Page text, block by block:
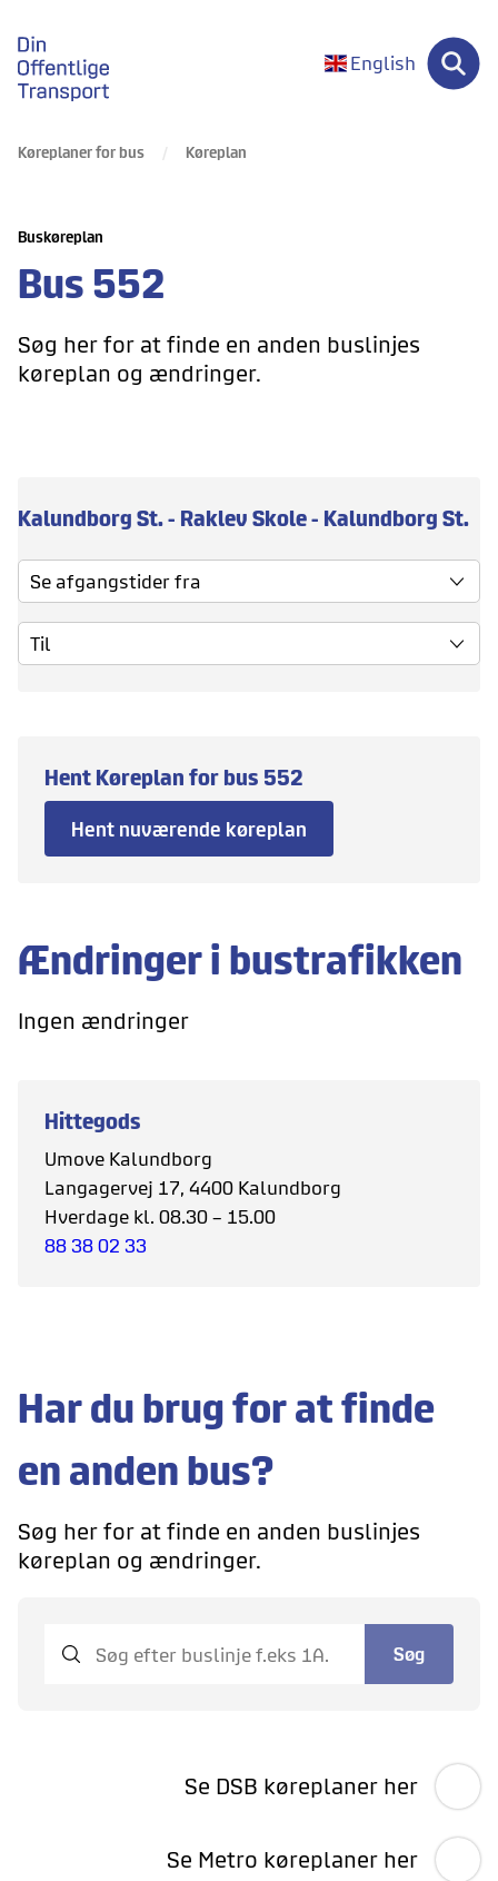
gå til forsiden
English
Køreplaner for bus Køreplan
Buskøreplan
Bus 552
Søg her for at finde en anden buslinjes
køreplan og ændringer.
Kalundborg St. - Raklev Skole - Kalundborg St.
Se afgangstider fra
Til
Hent Køreplan for bus 552
Hent nuværende køreplan
Ændringer i bustrafikken
Ingen ændringer
Hittegods
Umove Kalundborg
Langagervej 17, 4400 Kalundborg
Hverdage kl. 08.30 – 15.00
88 38 02 33
Har du brug for at finde
en anden bus?
Søg her for at finde en anden buslinjes
køreplan og ændringer.
Søg
Se DSB køreplaner her
Se Metro køreplaner her